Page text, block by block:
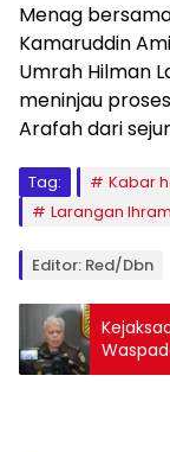
Menag
Kamaruddin
Umrah Hilman
meninjau
Arafah dari
Tag: Kabar
Larangan Ihram
Editor: Red/dbn